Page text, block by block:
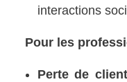
interactions
Pour les
Perte de